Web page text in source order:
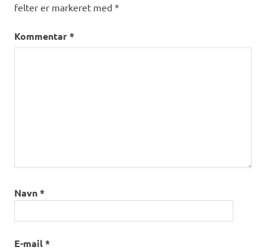
felter er markeret med *
Kommentar*
Navn*
E-mail*